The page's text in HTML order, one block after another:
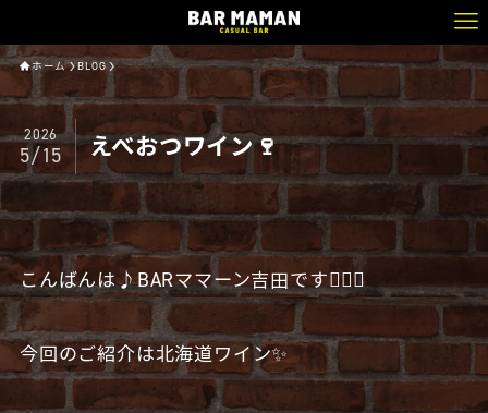
ホーム BLOG
えべおつワイン🍷
2026
5/15
こんばんは♪BARママーン吉田です🧔🏻‍♂️
今回のご紹介は北海道ワイン✨